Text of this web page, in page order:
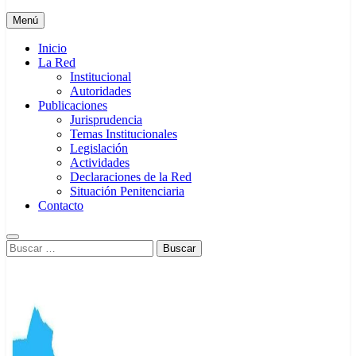
Menú
Inicio
La Red
Institucional
Autoridades
Publicaciones
Jurisprudencia
Temas Institucionales
Legislación
Actividades
Declaraciones de la Red
Situación Penitenciaria
Contacto
Buscar: